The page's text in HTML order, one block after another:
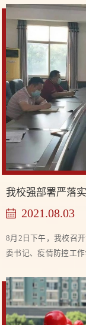
校党员深入梓山社区
我校强部署严落
2021.08.03
8月2日下午，我校召
委书记、疫情防控工
导小组副组长何子恢及